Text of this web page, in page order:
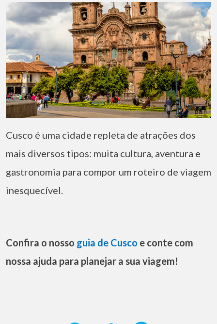
Cusco é uma cidade repleta de atrações dos
mais diversos tipos: muita cultura, aventura e
gastronomia para compor um roteiro de viagem
inesquecível.
Confira o nosso guia de Cusco e conte com
nossa ajuda para planejar a sua viagem!